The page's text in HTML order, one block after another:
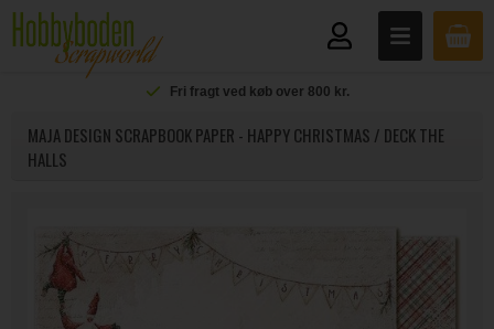
Fri fragt ved køb over 800 kr.
MAJA DESIGN SCRAPBOOK PAPER - HAPPY CHRISTMAS / DECK THE
HALLS